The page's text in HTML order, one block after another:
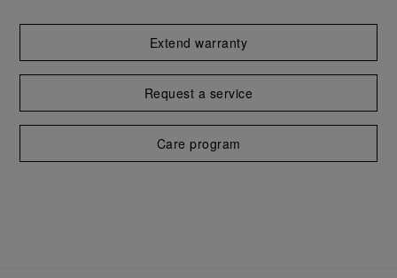
Extend warranty
Request a service
Care program